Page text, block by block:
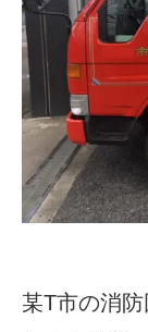
某T市の消